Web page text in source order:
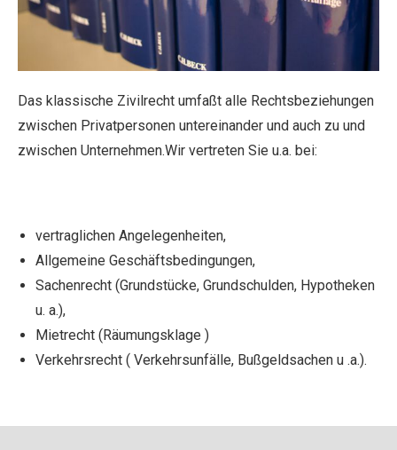
Das klassische Zivilrecht umfaßt alle Rechtsbeziehungen
zwischen Privatpersonen untereinander und auch zu und
zwischen Unternehmen.Wir vertreten Sie u.a. bei:
vertraglichen Angelegenheiten,
Allgemeine Geschäftsbedingungen,
Sachenrecht (Grundstücke, Grundschulden, Hypotheken
u. a.),
Mietrecht (Räumungsklage )
Verkehrsrecht ( Verkehrsunfälle, Bußgeldsachen u .a.).